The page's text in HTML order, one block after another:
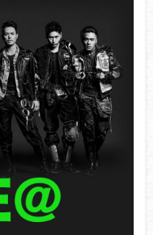
レ有り【10/21
】
加名古屋】セトリ＆感
】ネタバレ
岡1日目】セトリ＆感
【8/25 RAISE THE
岡】セトリ＆感想レ